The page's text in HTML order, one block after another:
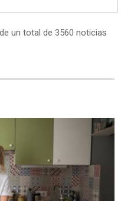
un total de 3560 noticias